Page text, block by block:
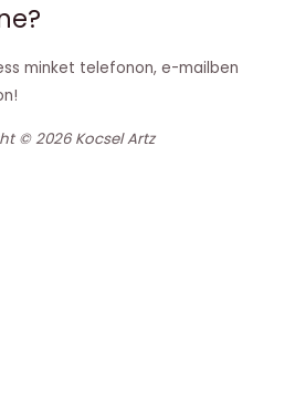
minket telefonon, e-mailben
© 2026 Kocsel Artz